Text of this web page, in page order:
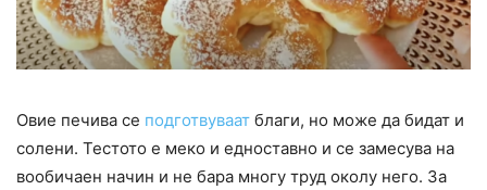
Овие печива се подготвуваат благи, но може да бидат и
солени. Тестото е меко и едноставно и се замесува на
вообичаен начин и не бара многу труд околу него. За